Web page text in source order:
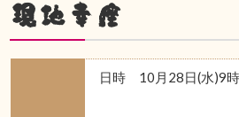
現地幸座
日時 10月28日(水)9